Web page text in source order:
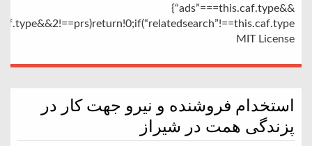
{“ads”===this.caf.type&&
MIT License
استخدام فروشنده و نیرو جهت کار در
پزندگی همت در شیراز